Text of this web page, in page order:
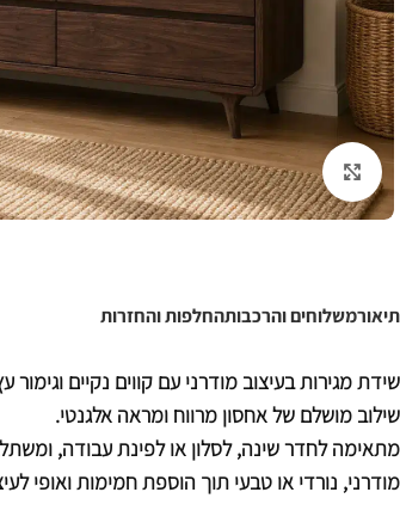
לחצו להגדלה
תיאורמשלוחים והרכבותהחלפות והחזרות
שידת מגירות בעיצוב מודרני עם קווים נקיים וגימור
שילוב מושלם של אחסון מרווח ומראה אלגנטי.
מתאימה לחדר שינה, לסלון או לפינת עבודה,
מודרני, נורדי או טבעי תוך הוספת חמימות ואופי